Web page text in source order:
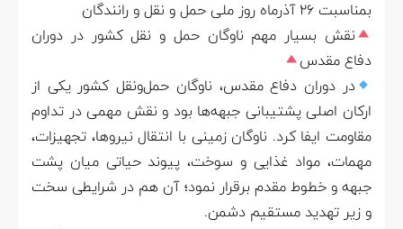
بمناسبت ۲۶ آذرماه روز ملی حمل و نقل و رانندگان
نقش بسیار مهم ناوگان حمل و نقل کشور در دوران
دفاع مقدس
در دوران دفاع مقدس، ناوگان حمل‌ونقل کشور یکی از
ارکان اصلی پشتیبانی جبهه‌ها بود و نقش مهمی در تداوم
مقاومت ایفا کرد. ناوگان زمینی با انتقال نیروها، تجهیزات،
مهمات، مواد غذایی و سوخت، پیوند حیاتی میان پشت
جبهه و خطوط مقدم برقرار نمود؛ آن هم در شرایطی سخت
و زیر تهدید مستقیم دشمن.